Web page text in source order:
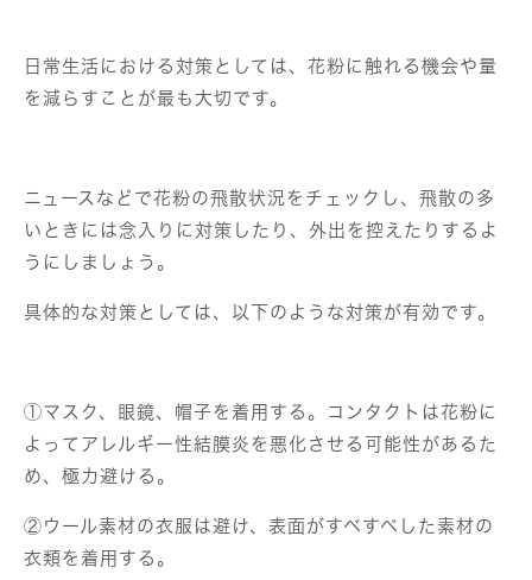
日常生活における対策としては、花粉に触れる機会や量
を減らすことが最も大切です。
ニュースなどで花粉の飛散状況をチェックし、飛散の多
いときには念入りに対策したり、外出を控えたりするよ
うにしましょう。
具体的な対策としては、以下のような対策が有効です。
①マスク、眼鏡、帽子を着用する。コンタクトは花粉に
よってアレルギー性結膜炎を悪化させる可能性があるた
め、極力避ける。
②ウール素材の衣服は避け、表面がすべすべした素材の
衣類を着用する。